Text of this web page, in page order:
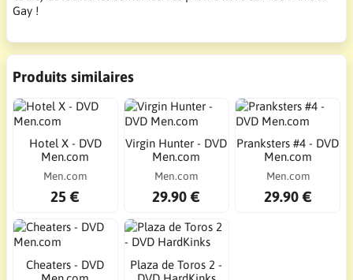
Gay !
Produits similaires
Hotel X - DVD
Men.com
Men.com
25 €
Virgin Hunter - DVD
Men.com
Men.com
29.90 €
Pranksters #4 - DVD
Men.com
Men.com
29.90 €
Cheaters - DVD
Plaza de Toros 2 -